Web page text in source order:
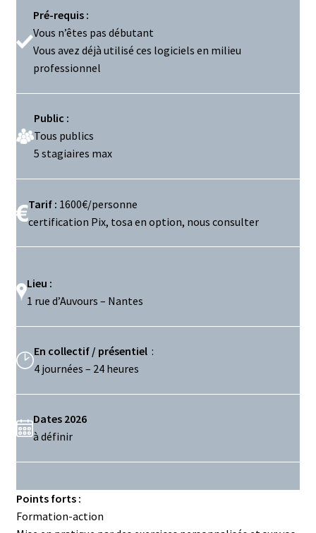
Pré-requis :
Vous n’êtes pas débutant
Vous avez déjà utilisé ces logiciels en milieu
professionnel
Public :
Tous publics
5 stagiaires max
Tarif : 1600€/personne
certification Pix, tosa en option, nous consulter
Lieu :
1 rue d’Auvours – Nantes
En collectif / présentiel :
4 journées – 24 heures
Dates 2026
à définir
Points forts :
Formation-action